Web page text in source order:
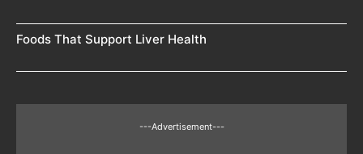
Foods That Support Liver Health
---Advertisement---